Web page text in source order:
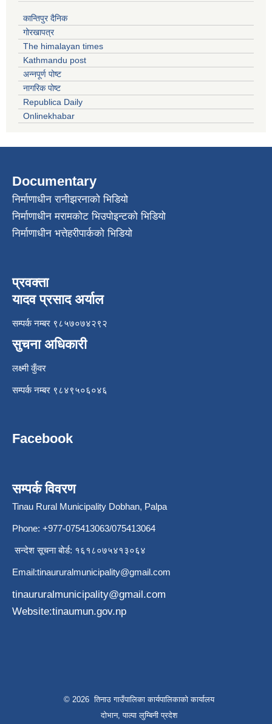
कान्तिपुर दैनिक
गोरखापत्र
The himalayan times
Kathmandu post
अन्नपूर्ण पोष्ट
नागरिक पोष्ट
Republica Daily
Onlinekhabar
Documentary
निर्माणाधीन रानीझरनाको भिडियो
निर्माणाधीन मरामकोट भिउपोइन्टको भिडियो
निर्माणाधीन भत्तेहरीपार्कको भिडियो
प्रवक्ता
यादव प्रसाद अर्याल
सम्पर्क नम्बर ९८५७०७४२९२
सुचना अधिकारी
लक्ष्मी कुँवर
सम्पर्क नम्बर ९८४९५०६०४६
Facebook
सम्पर्क विवरण
Tinau Rural Municipality Dobhan, Palpa
Phone: +977-075413063/075413064
सन्देश सूचना बोर्ड: १६१८०७५४१३०६४
Email:tinaururalmunicipality@gmail.com
tinaururalmunicipality@gmail.com
Website:tinaumun.gov.np
© 2026 तिनाउ गाउँपालिका कार्यपालिकाकाे कार्यालय
दोभान, पाल्पा लुम्बिनी प्रदेश